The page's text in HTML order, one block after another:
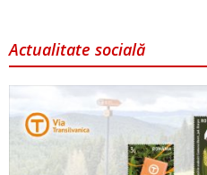
Actualitate socială